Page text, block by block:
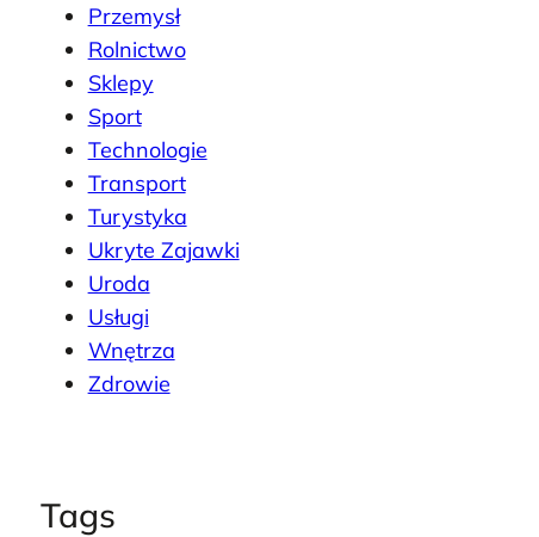
Przemysł
Rolnictwo
Sklepy
Sport
Technologie
Transport
Turystyka
Ukryte Zajawki
Uroda
Usługi
Wnętrza
Zdrowie
Tags